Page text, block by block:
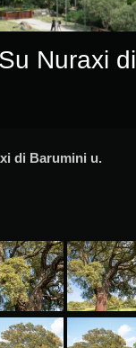
Nuraxi di
di Barumini u.